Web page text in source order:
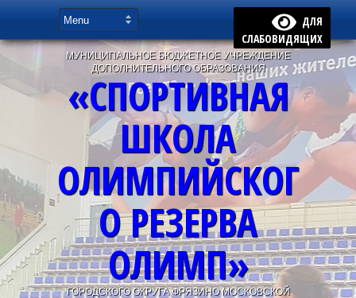
ДЛЯ
СЛАБОВИДЯЩИХ
МУНИЦИПАЛЬНОЕ БЮДЖЕТНОЕ УЧРЕЖДЕНИЕ
ДОПОЛНИТЕЛЬНОГО ОБРАЗОВАНИЯ
«СПОРТИВНАЯ
ШКОЛА
ОЛИМПИЙСКОГ
О РЕЗЕРВА
ОЛИМП»
ГОРОДСКОГО ОКРУГА ФРЯЗИНО МОСКОВСКОЙ